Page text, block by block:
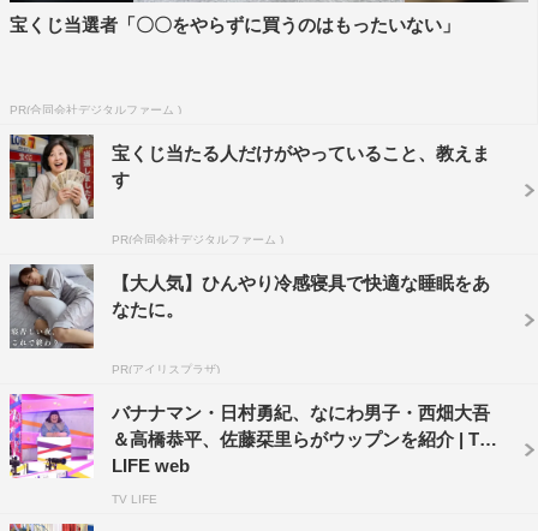
３時のヒロイン アンタッチャブル
かなで
佐藤栞里 小手伸也 山崎弘也
日比麻音子
宝くじ当選者「〇〇をやらずに買うのはもったいない」
PR(合同会社デジタルファーム )
宝くじ当たる人だけがやっていること、教えま
す
PR(合同会社デジタルファーム )
【大人気】ひんやり冷感寝具で快適な睡眠をあ
なたに。
PR(アイリスプラザ)
バナナマン・日村勇紀、なにわ男子・西畑大吾
＆高橋恭平、佐藤栞里らがウップンを紹介 | TV
LIFE web
TV LIFE